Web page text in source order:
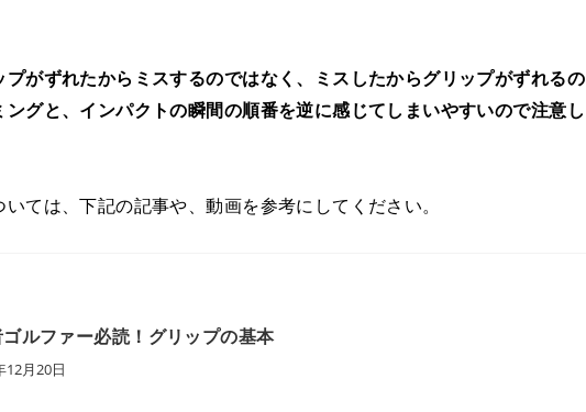
プがずれたからミスするのではなく、ミスしたからグリップがずれるの
グと、インパクトの瞬間の順番を逆に感じてしまいやすいので注意し
ては、下記の記事や、動画を参考にしてください。
ルファー必読！グリップの基本
12月20日